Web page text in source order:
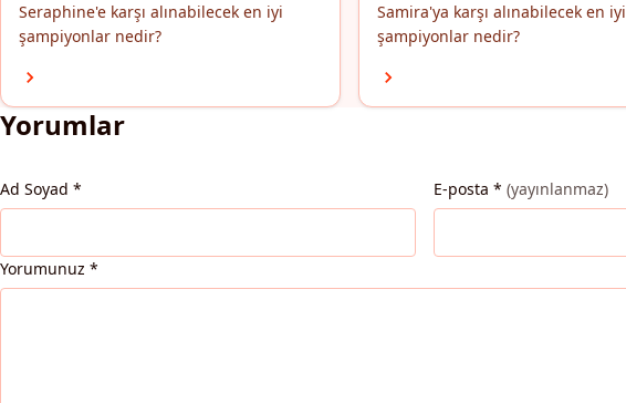
Seraphine'e karşı alınabilecek en iyi
şampiyonlar nedir?
Samira'ya karşı alınabilecek en iyi
şampiyonlar nedir?
Yorumlar
Ad Soyad * E-posta * (yayınlanmaz)
Yorumunuz *